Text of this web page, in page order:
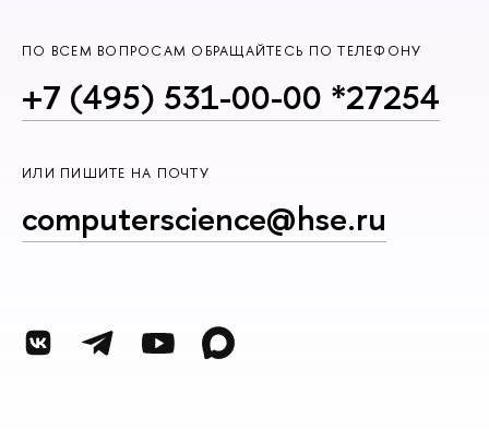
ПО ВСЕМ ВОПРОСАМ ОБРАЩАЙТЕСЬ ПО ТЕЛЕФОНУ
+7 (495) 531-00-00 *27254
ИЛИ ПИШИТЕ НА ПОЧТУ
computerscience@hse.ru